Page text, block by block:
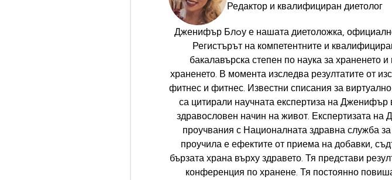
Редактор и квалифициран диетолог
Дженифър Блoу е нашата диетоложка,
Регистърът на компетентните и
бакалавърска степен по наука за храненето
храненето. В момента изследва резултатите от
фитнес и фитнес. Известни списания за
са цитирали научната експертиза на
здравословен начин на живот. Експертизата
проучвания с Националната здравна служба
проучила е ефектите от приема на добавки,
бързата храна върху здравето. Тя представи
конференция по хранене . Тя постоянно